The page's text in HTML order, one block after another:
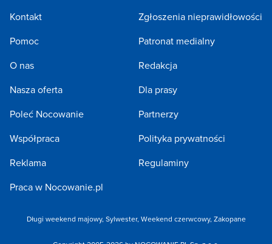
Kontakt
Pomoc
O nas
Nasza oferta
Poleć Nocowanie
Współpraca
Reklama
Praca w Nocowanie.pl
Zgłoszenia nieprawidłowości
Patronat medialny
Redakcja
Dla prasy
Partnerzy
Polityka prywatności
Regulaminy
Długi weekend majowy, Sylwester, Weekend czerwcowy, Zakopane